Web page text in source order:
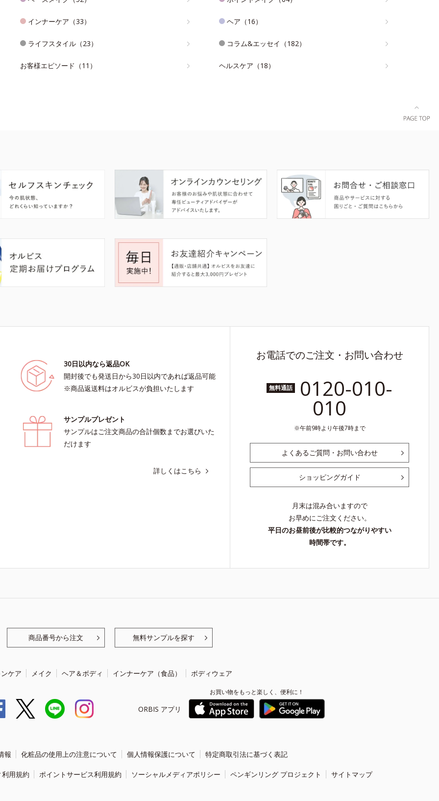
インナーケア（33） ヘア（16）
ライフスタイル（23） コラム&エッセイ（182）
お客様エピソード（11） ヘルスケア（18）
30日以内なら返品OK
開封後でも発送日から30日以内であれば返品可能
※商品返送料はオルビスが負担いたします
サンプルプレゼント
サンプルはご注文商品の合計個数までお選びいた
だけます
詳しくはこちら
お電話でのご注文・お問い合わせ
無料通話 0120-010-
010
午前9時より午後7時まで
よくあるご質問・お問い合わせ
ショッピングガイド
月末は混み合いますので
お早めにご注文ください。
平日のお昼前後が比較的つながりやすい
時間帯です。
商品番号から注文 無料サンプルを探す
ケア メイク ヘア＆ボディ インナーケア（食品） ボディウェア
ORBIS アプリ
お買い物をもっと楽しく、便利に！
報 化粧品の使用上の注意について 個人情報保護について 特定商取引法に基づく表記
用規約 ポイントサービス利用規約 ソーシャルメディアポリシー ペンギンリング プロジェクト サイトマップ